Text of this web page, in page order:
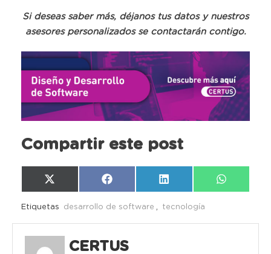
Si deseas saber más, déjanos tus datos y nuestros
asesores personalizados se contactarán contigo.
Compartir este post
Compartir
en
X
(Twitter)
Compartir
en
Facebook
Compartir
en
LinkedIn
Compartir
en
Etiquetas desarrollo de software , tecnología
CERTUS